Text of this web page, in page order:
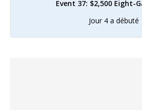
Event 37: $2,500 Eight-
Jour 4 a débuté